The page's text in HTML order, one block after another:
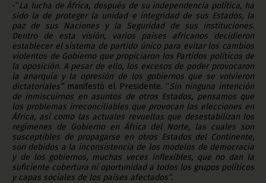
-“La lucha de África, después de su independencia política, ha
sido la de proteger la unidad e integridad de sus Estados, la
paz de sus Naciones y la Seguridad de sus instituciones.
Dentro de esta visión, varios países africanos decidieron
establecer el sistema de partido único para evitar los cambios
violentos de Gobierno que propiciaron los Partidos políticos de
la oposición. A pesar de ello, los excesos de poder provocaron
la anarquía y la opresión de los gobiernos que se volvieron
dictatoriales”manifestó el Presidente. “Sin ninguna intención
de inmiscuirnos en asuntos de otros Estados, pensamos que
los problemas irreconciliables que provocan las elecciones en
África, así como las actuales revueltas que desestabilizan los
regímenes de Gobierno en África del Norte, las cuales son
susceptibles de propagarse en otros Estados del Continente,
son debidos a la inconsistencia de los modelos de democracia
y de los gobiernos, muchas veces inflexibles, que no dan la
suficiente cobertura ni oportunidad a todos los grupos políticos
y capas sociales de los países afectados”.